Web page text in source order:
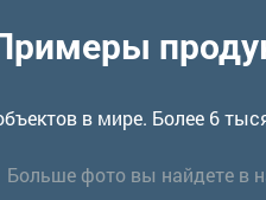
Примеры
в мире. Более 6
Больше фото вы найдете в